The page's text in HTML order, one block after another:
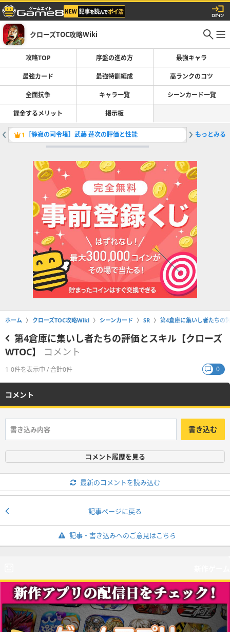
クローズTOC攻略Wiki
攻略TOP 序盤の進め方 最強キャラ
最強カード 最強特訓編成 高ランクのコツ
全面抗争 キャラ一覧 シーンカード一覧
課金するメリット 掲示板
1 ［静寂の司令塔］武藤 蓮次の評価と性能 2［黒焚
もっとみる
ホーム クローズTOC攻略Wiki シーンカード SR 第4倉庫に集いし者たちの
第4倉庫に集いし者たちの評価とスキル【クローズ
WTOC】
コメント
1-0件を表示中 / 合計0件 0
コメント
書き込む
コメント履歴を見る
最新のコメントを読み込む
記事ページに戻る
記事・書き込みへのご意見はこちら